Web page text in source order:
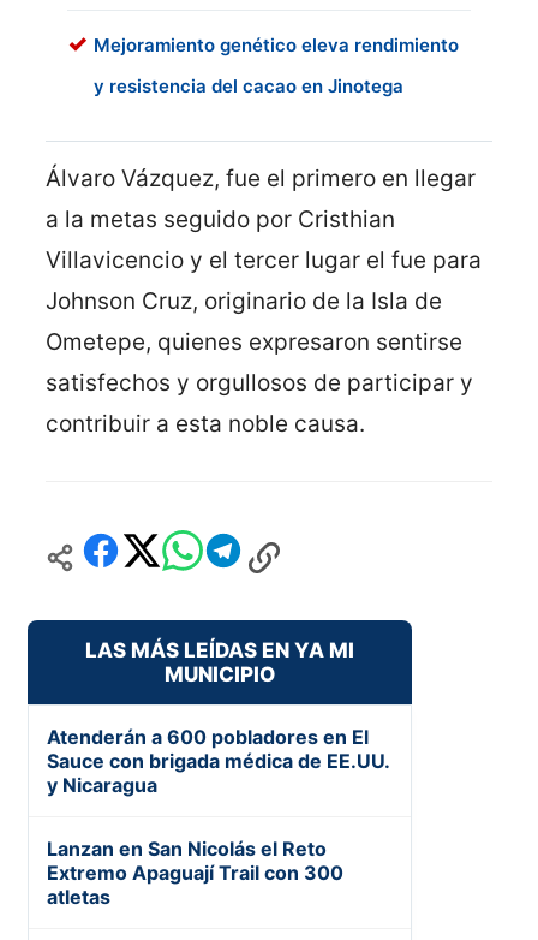
Mejoramiento genético eleva rendimiento
y resistencia del cacao en Jinotega
Álvaro Vázquez, fue el primero en llegar
a la metas seguido por Cristhian
Villavicencio y el tercer lugar el fue para
Johnson Cruz, originario de la Isla de
Ometepe, quienes expresaron sentirse
satisfechos y orgullosos de participar y
contribuir a esta noble causa.
LAS MÁS LEÍDAS EN YA MI
MUNICIPIO
Atenderán a 600 pobladores en El
Sauce con brigada médica de EE.UU.
y Nicaragua
Lanzan en San Nicolás el Reto
Extremo Apaguají Trail con 300
atletas